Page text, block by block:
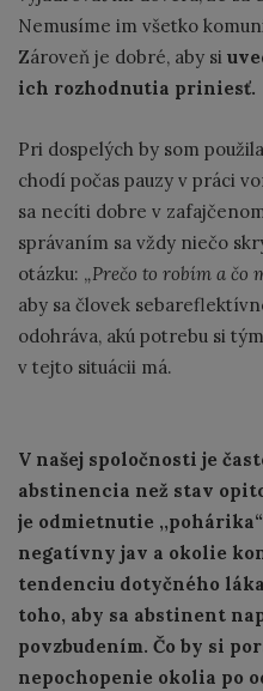
Nemusíme im všetko
Zároveň je dobré, aby si
ich rozhodnutia priniesť.
Pri dospelých by som
chodí počas pauzy v práci
sa necíti dobre v
správaním sa vždy niečo
otázku: ,,Prečo to robím a čo
aby sa človek
odohráva, akú potrebu si
v tejto situácii má.
V našej spoločnosti je
abstinencia než stav
je odmietnutie
negatívny jav a okolie
tendenciu dotyčného
toho, aby sa abstinent
povzbudením. Čo by si
nepochopenie okolia po